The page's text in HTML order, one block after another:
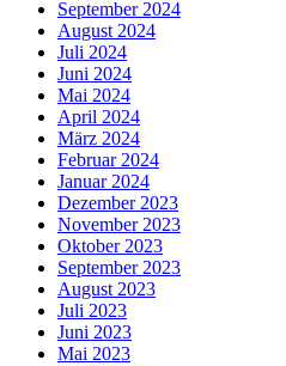
September 2024
August 2024
Juli 2024
Juni 2024
Mai 2024
April 2024
März 2024
Februar 2024
Januar 2024
Dezember 2023
November 2023
Oktober 2023
September 2023
August 2023
Juli 2023
Juni 2023
Mai 2023